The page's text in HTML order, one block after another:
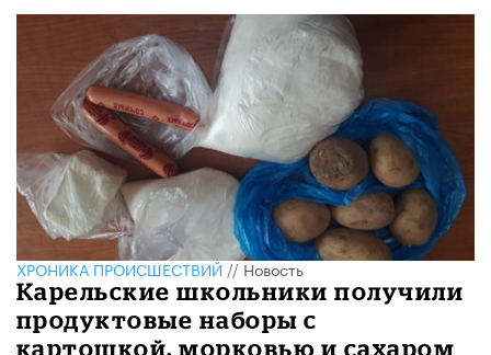
ХРОНИКА ПРОИСШЕСТВИЙ//Новость
Карельские школьники получили
продуктовые наборы с
картошкой, морковью и сахаром